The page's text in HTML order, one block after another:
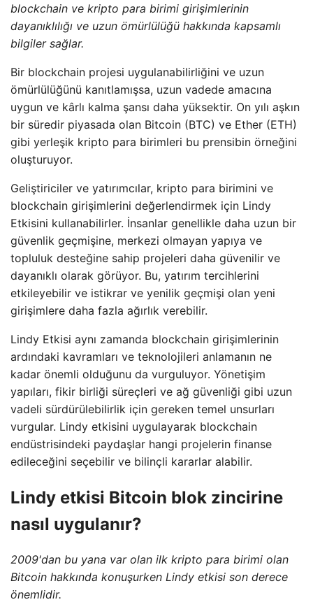
blockchain ve kripto para birimi girişimlerinin
dayanıklılığı ve uzun ömürlülüğü hakkında kapsamlı
bilgiler sağlar.
Bir blockchain projesi uygulanabilirliğini ve uzun
ömürlülüğünü kanıtlamışsa, uzun vadede amacına
uygun ve kârlı kalma şansı daha yüksektir. On yılı aşkın
bir süredir piyasada olan Bitcoin (BTC) ve Ether (ETH)
gibi yerleşik kripto para birimleri bu prensibin örneğini
oluşturuyor.
Geliştiriciler ve yatırımcılar, kripto para birimini ve
blockchain girişimlerini değerlendirmek için Lindy
Etkisini kullanabilirler. İnsanlar genellikle daha uzun bir
güvenlik geçmişine, merkezi olmayan yapıya ve
topluluk desteğine sahip projeleri daha güvenilir ve
dayanıklı olarak görüyor. Bu, yatırım tercihlerini
etkileyebilir ve istikrar ve yenilik geçmişi olan yeni
girişimlere daha fazla ağırlık verebilir.
Lindy Etkisi aynı zamanda blockchain girişimlerinin
ardındaki kavramları ve teknolojileri anlamanın ne
kadar önemli olduğunu da vurguluyor. Yönetişim
yapıları, fikir birliği süreçleri ve ağ güvenliği gibi uzun
vadeli sürdürülebilirlik için gereken temel unsurları
vurgular. Lindy etkisini uygulayarak blockchain
endüstrisindeki paydaşlar hangi projelerin finanse
edileceğini seçebilir ve bilinçli kararlar alabilir.
Lindy etkisi Bitcoin blok zincirine
nasıl uygulanır?
2009'dan bu yana var olan ilk kripto para birimi olan
Bitcoin hakkında konuşurken Lindy etkisi son derece
önemlidir.